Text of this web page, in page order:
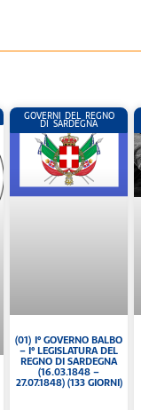
GOVERNI DEL REGNO
DI SARDEGNA
(01) I° GOVERNO BALBO
– I° LEGISLATURA DEL
REGNO DI SARDEGNA
(16.03.1848 –
27.07.1848) (133 GIORNI)